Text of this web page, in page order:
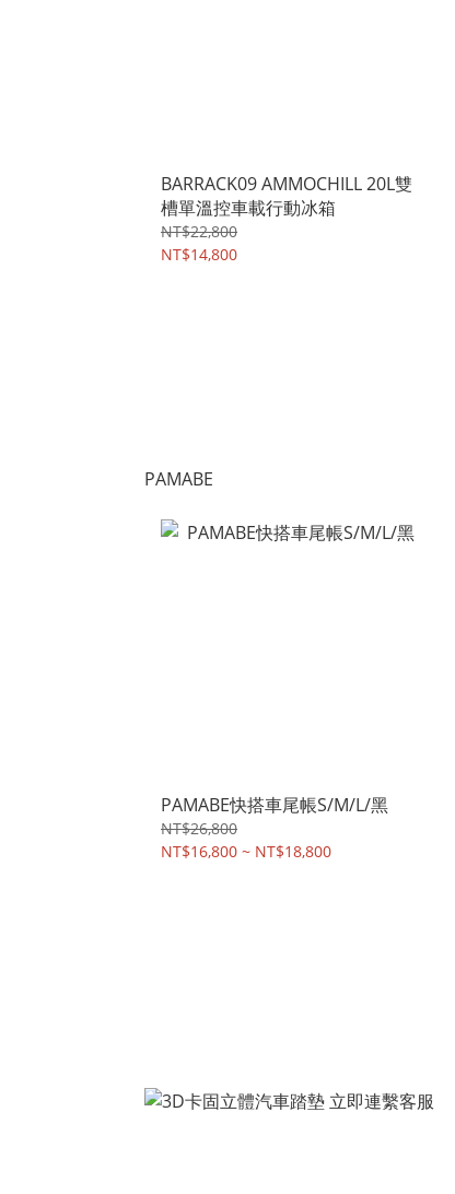
BARRACK09 AMMOCHILL 20L雙
槽單溫控車載行動冰箱
NT$22,800
NT$14,800
PAMABE
PAMABE快搭車尾帳S/M/L/黑
NT$26,800
NT$16,800 ~ NT$18,800